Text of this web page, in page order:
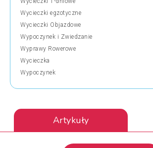
Wycieczki egzotyczne
Wycieczki Objazdowe
Wypoczynek i Zwiedzanie
Wyprawy Rowerowe
Wycieczka
Wypoczynek
Artykuły